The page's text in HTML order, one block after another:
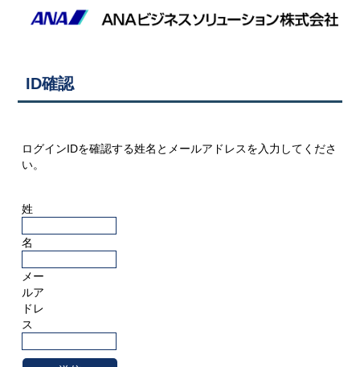
ID確認
ログインIDを確認する姓名とメールアドレスを入力してくださ
い。
姓
名
メー
ルア
ドレ
ス